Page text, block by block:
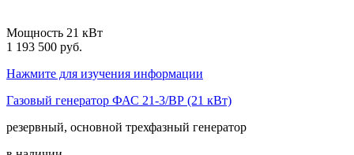
Мощность 21 кВт
1 193 500 руб.
Нажмите для изучения информации
Газовый генератор ФАС 21-3/ВР (21 кВт)
резервный, основной трехфазный генератор